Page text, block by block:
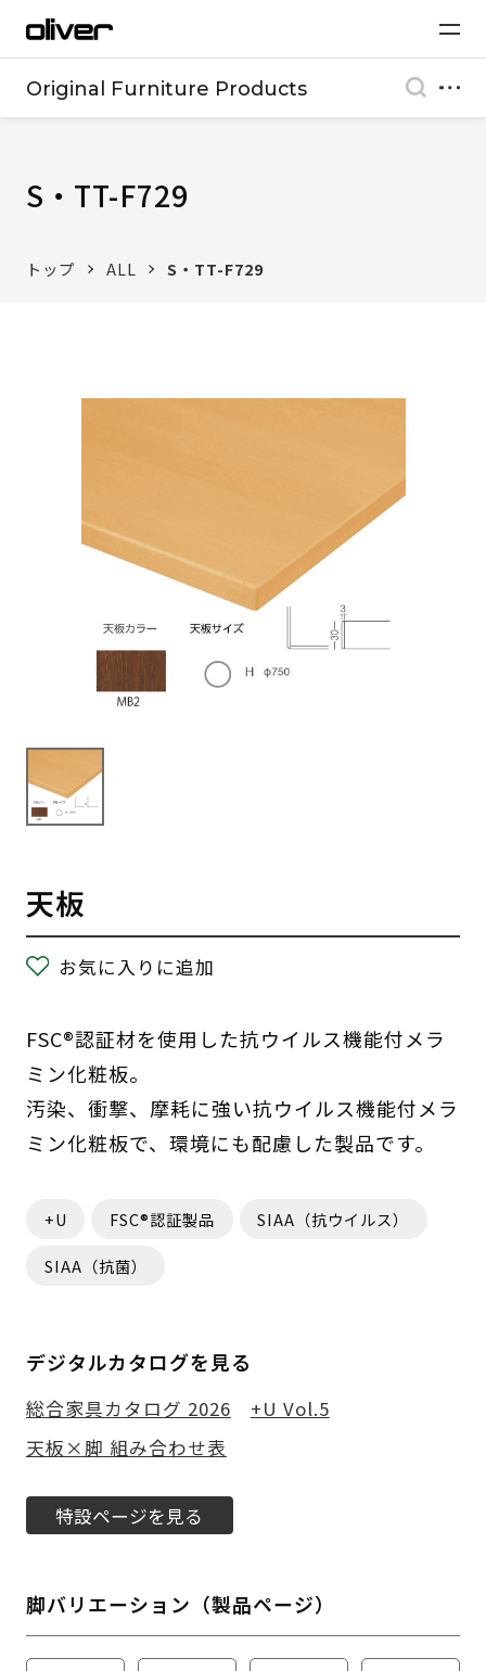
Original Furniture Products
S・TT-F729
トップ ALL S・TT-F729
天板
お気に入りに追加
FSC®認証材を使用した抗ウイルス機能付メラ
ミン化粧板。
汚染、衝撃、摩耗に強い抗ウイルス機能付メラ
ミン化粧板で、環境にも配慮した製品です。
+U FSC®認証製品 SIAA（抗ウイルス）
SIAA（抗菌）
デジタルカタログを見る
総合家具カタログ 2026
+U Vol.5
天板×脚 組み合わせ表
特設ページを見る
脚バリエーション（製品ページ）